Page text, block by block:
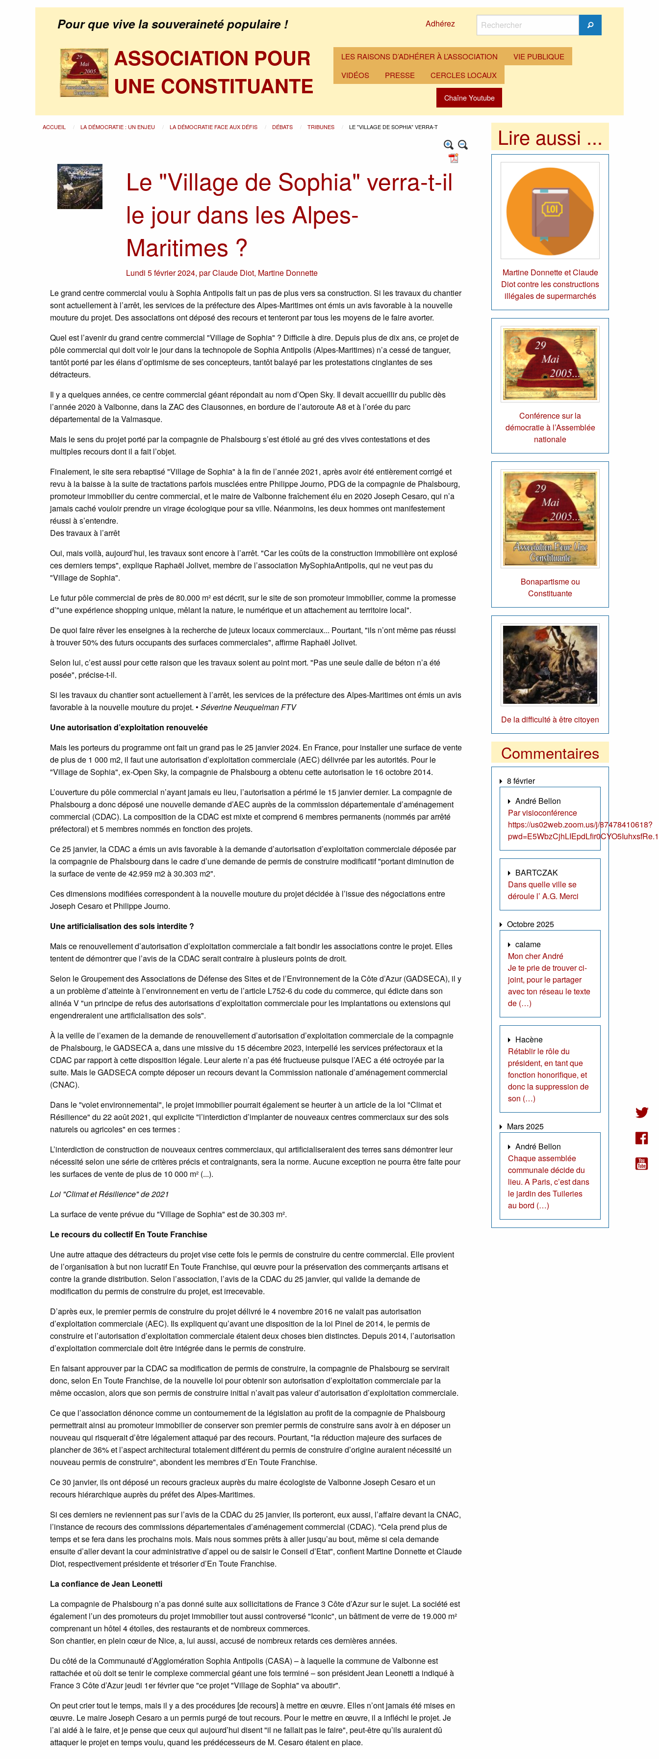
Pour que vive la souveraineté populaire ! Adhérez
Rechercher
Rechercher
ASSOCIATION POUR
UNE CONSTITUANTE
LES RAISONS D’ADHÉRER À L’ASSOCIATION
VIE PUBLIQUE
VIDÉOS
PRESSE CERCLES LOCAUX
Chaîne Youtube
ACCUEIL LA DÉMOCRATIE : UN ENJEU LA DÉMOCRATIE FACE AUX DÉFIS DÉBATS TRIBUNES LE "VILLAGE DE SOPHIA" VERRA-T
Le "Village de Sophia" verra-t-il
le jour dans les Alpes-
Maritimes ?
Lundi 5 février 2024,parClaude Diot, Martine Donnette
Le grand centre commercial voulu à Sophia Antipolis fait un pas de plus vers sa construction. Si les travaux du chantier
sont actuellement à l’arrêt, les services de la préfecture des Alpes-Maritimes ont émis un avis favorable à la nouvelle
mouture du projet. Des associations ont déposé des recours et tenteront par tous les moyens de le faire avorter.
Quel est l’avenir du grand centre commercial "Village de Sophia" ? Difficile à dire. Depuis plus de dix ans, ce projet de
pôle commercial qui doit voir le jour dans la technopole de Sophia Antipolis (Alpes-Maritimes) n’a cessé de tanguer,
tantôt porté par les élans d’optimisme de ses concepteurs, tantôt balayé par les protestations cinglantes de ses
détracteurs.
Il y a quelques années, ce centre commercial géant répondait au nom d’Open Sky. Il devait accueillir du public dès
l’année 2020 à Valbonne, dans la ZAC des Clausonnes, en bordure de l’autoroute A8 et à l’orée du parc
départemental de la Valmasque.
Mais le sens du projet porté par la compagnie de Phalsbourg s’est étiolé au gré des vives contestations et des
multiples recours dont il a fait l’objet.
Finalement, le site sera rebaptisé "Village de Sophia" à la fin de l’année 2021, après avoir été entièrement corrigé et
revu à la baisse à la suite de tractations parfois musclées entre Philippe Journo, PDG de la compagnie de Phalsbourg,
promoteur immobilier du centre commercial, et le maire de Valbonne fraîchement élu en 2020 Joseph Cesaro, qui n’a
jamais caché vouloir prendre un virage écologique pour sa ville. Néanmoins, les deux hommes ont manifestement
réussi à s’entendre.
Des travaux à l’arrêt
Oui, mais voilà, aujourd’hui, les travaux sont encore à l’arrêt. "Car les coûts de la construction immobilière ont explosé
ces derniers temps", explique Raphaël Jolivet, membre de l’association MySophiaAntipolis, qui ne veut pas du
"Village de Sophia".
Le futur pôle commercial de près de 80.000 m² est décrit, sur le site de son promoteur immobilier, comme la promesse
d’"une expérience shopping unique, mêlant la nature, le numérique et un attachement au territoire local".
De quoi faire rêver les enseignes à la recherche de juteux locaux commerciaux... Pourtant, "ils n’ont même pas réussi
à trouver 50% des futurs occupants des surfaces commerciales", affirme Raphaël Jolivet.
Selon lui, c’est aussi pour cette raison que les travaux soient au point mort. "Pas une seule dalle de béton n’a été
posée", précise-t-il.
Si les travaux du chantier sont actuellement à l’arrêt, les services de la préfecture des Alpes-Maritimes ont émis un avis
favorable à la nouvelle mouture du projet. • Séverine Neuquelman FTV
Une autorisation d’exploitation renouvelée
Mais les porteurs du programme ont fait un grand pas le 25 janvier 2024. En France, pour installer une surface de vente
de plus de 1 000 m2, il faut une autorisation d’exploitation commerciale (AEC) délivrée par les autorités. Pour le
"Village de Sophia", ex-Open Sky, la compagnie de Phalsbourg a obtenu cette autorisation le 16 octobre 2014.
L’ouverture du pôle commercial n’ayant jamais eu lieu, l’autorisation a périmé le 15 janvier dernier. La compagnie de
Phalsbourg a donc déposé une nouvelle demande d’AEC auprès de la commission départementale d’aménagement
commercial (CDAC). La composition de la CDAC est mixte et comprend 6 membres permanents (nommés par arrêté
préfectoral) et 5 membres nommés en fonction des projets.
Ce 25 janvier, la CDAC a émis un avis favorable à la demande d’autorisation d’exploitation commerciale déposée par
la compagnie de Phalsbourg dans le cadre d’une demande de permis de construire modificatif "portant diminution de
la surface de vente de 42.959 m2 à 30.303 m2".
Ces dimensions modifiées correspondent à la nouvelle mouture du projet décidée à l’issue des négociations entre
Joseph Cesaro et Philippe Journo.
Une artificialisation des sols interdite ?
Mais ce renouvellement d’autorisation d’exploitation commerciale a fait bondir les associations contre le projet. Elles
tentent de démontrer que l’avis de la CDAC serait contraire à plusieurs points de droit.
Selon le Groupement des Associations de Défense des Sites et de l’Environnement de la Côte d’Azur (GADSECA), il y
a un problème d’atteinte à l’environnement en vertu de l’article L752-6 du code du commerce, qui édicte dans son
alinéa V "un principe de refus des autorisations d’exploitation commerciale pour les implantations ou extensions qui
engendreraient une artificialisation des sols".
À la veille de l’examen de la demande de renouvellement d’autorisation d’exploitation commerciale de la compagnie
de Phalsbourg, le GADSECA a, dans une missive du 15 décembre 2023, interpellé les services préfectoraux et la
CDAC par rapport à cette disposition légale. Leur alerte n’a pas été fructueuse puisque l’AEC a été octroyée par la
suite. Mais le GADSECA compte déposer un recours devant la Commission nationale d’aménagement commercial
(CNAC).
Dans le "volet environnemental", le projet immobilier pourrait également se heurter à un article de la loi "Climat et
Résilience" du 22 août 2021, qui explicite "l’interdiction d’implanter de nouveaux centres commerciaux sur des sols
naturels ou agricoles" en ces termes :
L’interdiction de construction de nouveaux centres commerciaux, qui artificialiseraient des terres sans démontrer leur
nécessité selon une série de critères précis et contraignants, sera la norme. Aucune exception ne pourra être faite pour
les surfaces de vente de plus de 10 000 m² (...).
Loi "Climat et Résilience" de 2021
La surface de vente prévue du "Village de Sophia" est de 30.303 m².
Le recours du collectif En Toute Franchise
Une autre attaque des détracteurs du projet vise cette fois le permis de construire du centre commercial. Elle provient
de l’organisation à but non lucratif En Toute Franchise, qui œuvre pour la préservation des commerçants artisans et
contre la grande distribution. Selon l’association, l’avis de la CDAC du 25 janvier, qui valide la demande de
modification du permis de construire du projet, est irrecevable.
D’après eux, le premier permis de construire du projet délivré le 4 novembre 2016 ne valait pas autorisation
d’exploitation commerciale (AEC). Ils expliquent qu’avant une disposition de la loi Pinel de 2014, le permis de
construire et l’autorisation d’exploitation commerciale étaient deux choses bien distinctes. Depuis 2014, l’autorisation
d’exploitation commerciale doit être intégrée dans le permis de construire.
En faisant approuver par la CDAC sa modification de permis de construire, la compagnie de Phalsbourg se servirait
donc, selon En Toute Franchise, de la nouvelle loi pour obtenir son autorisation d’exploitation commerciale par la
même occasion, alors que son permis de construire initial n’avait pas valeur d’autorisation d’exploitation commerciale.
Ce que l’association dénonce comme un contournement de la législation au profit de la compagnie de Phalsbourg
permettrait ainsi au promoteur immobilier de conserver son premier permis de construire sans avoir à en déposer un
nouveau qui risquerait d’être légalement attaqué par des recours. Pourtant, "la réduction majeure des surfaces de
plancher de 36% et l’aspect architectural totalement différent du permis de construire d’origine auraient nécessité un
nouveau permis de construire", abondent les membres d’En Toute Franchise.
Ce 30 janvier, ils ont déposé un recours gracieux auprès du maire écologiste de Valbonne Joseph Cesaro et un
recours hiérarchique auprès du préfet des Alpes-Maritimes.
Si ces derniers ne reviennent pas sur l’avis de la CDAC du 25 janvier, ils porteront, eux aussi, l’affaire devant la CNAC,
l’instance de recours des commissions départementales d’aménagement commercial (CDAC). "Cela prend plus de
temps et se fera dans les prochains mois. Mais nous sommes prêts à aller jusqu’au bout, même si cela demande
ensuite d’aller devant la cour administrative d’appel ou de saisir le Conseil d’Etat", confient Martine Donnette et Claude
Diot, respectivement présidente et trésorier d’En Toute Franchise.
La confiance de Jean Leonetti
La compagnie de Phalsbourg n’a pas donné suite aux sollicitations de France 3 Côte d’Azur sur le sujet. La société est
également l’un des promoteurs du projet immobilier tout aussi controversé "Iconic", un bâtiment de verre de 19.000 m²
comprenant un hôtel 4 étoiles, des restaurants et de nombreux commerces.
Son chantier, en plein cœur de Nice, a, lui aussi, accusé de nombreux retards ces dernières années.
Du côté de la Communauté d’Agglomération Sophia Antipolis (CASA) – à laquelle la commune de Valbonne est
rattachée et où doit se tenir le complexe commercial géant une fois terminé – son président Jean Leonetti a indiqué à
France 3 Côte d’Azur jeudi 1er février que "ce projet "Village de Sophia" va aboutir".
On peut crier tout le temps, mais il y a des procédures [de recours] à mettre en œuvre. Elles n’ont jamais été mises en
œuvre. Le maire Joseph Cesaro a un permis purgé de tout recours. Pour le mettre en œuvre, il a infléchi le projet. Je
l’ai aidé à le faire, et je pense que ceux qui aujourd’hui disent "il ne fallait pas le faire", peut-être qu’ils auraient dû
attaquer le projet en temps voulu, quand les prédécesseurs de M. Cesaro étaient en place.
Lire aussi ...
Martine Donnette et Claude
Diot contre les constructions
illégales de supermarchés
Conférence sur la
démocratie à l’Assemblée
nationale
Bonapartisme ou
Constituante
De la difficulté à être citoyen
Commentaires
8 février
André Bellon
Par visioconférence
https://us02web.zoom.us/j/87478410618?
BARTCZAK
Dans quelle ville se
déroule l’ A.G. Merci
Octobre 2025
calame
Mon cher André
Je te prie de trouver ci-
joint, pour le partager
avec ton réseau le texte
de (…)
Hacène
Rétablir le rôle du
président, en tant que
fonction honorifique, et
donc la suppression de
son (…)
Mars 2025
André Bellon
Chaque assemblée
communale décide du
lieu. A Paris, c’est dans
le jardin des Tuileries
au bord (…)